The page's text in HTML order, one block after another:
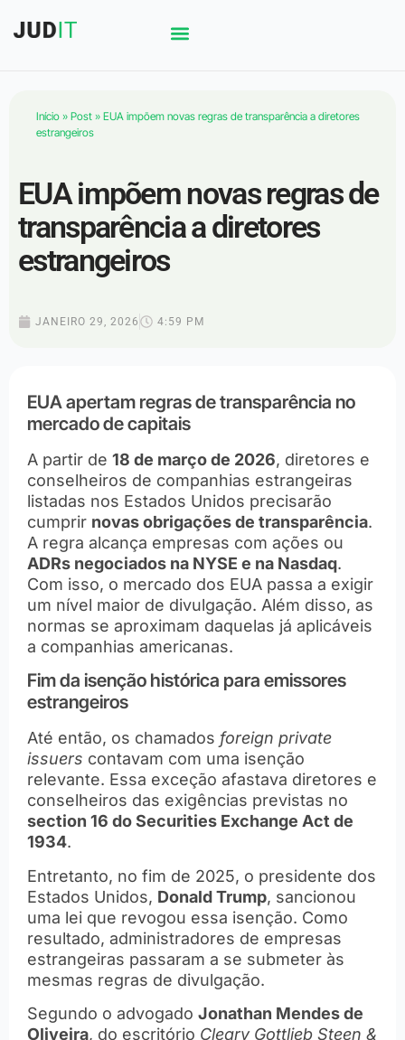
Início » Post » EUA impõem novas regras de transparência a diretores
estrangeiros
EUA impõem novas regras de
transparência a diretores
estrangeiros
JANEIRO 29, 2026 4:59 PM
EUA apertam regras de transparência no
mercado de capitais
A partir de 18 de março de 2026, diretores e
conselheiros de companhias estrangeiras
listadas nos Estados Unidos precisarão
cumprir novas obrigações de transparência.
A regra alcança empresas com ações ou
ADRs negociados na NYSE e na Nasdaq.
Com isso, o mercado dos EUA passa a exigir
um nível maior de divulgação. Além disso, as
normas se aproximam daquelas já aplicáveis
a companhias americanas.
Fim da isenção histórica para emissores
estrangeiros
Até então, os chamados foreign private
issuers contavam com uma isenção
relevante. Essa exceção afastava diretores e
conselheiros das exigências previstas no
section 16 do Securities Exchange Act de
1934.
Entretanto, no fim de 2025, o presidente dos
Estados Unidos, Donald Trump, sancionou
uma lei que revogou essa isenção. Como
resultado, administradores de empresas
estrangeiras passaram a se submeter às
mesmas regras de divulgação.
Segundo o advogado Jonathan Mendes de
Oliveira, do escritório Cleary Gottlieb Steen &